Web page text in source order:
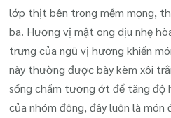
lớp thịt bên trong mềm mọng,
bã. Hương vị mật ong dịu nhẹ
trưng của ngũ vị hương khiến
này thường được bày kèm xôi
sống chấm tương ớt để tăng độ
của nhóm đông, đây luôn là